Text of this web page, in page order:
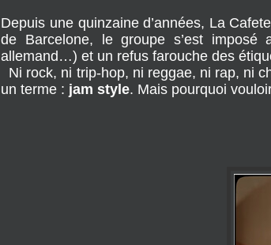
Depuis une quinzaine d’années, La
de Barcelone, le groupe s’est imposé
allemand…) et un refus farouche des
Ni rock, ni trip-hop, ni reggae, ni rap, ni
un terme : jam style. Mais pourquoi